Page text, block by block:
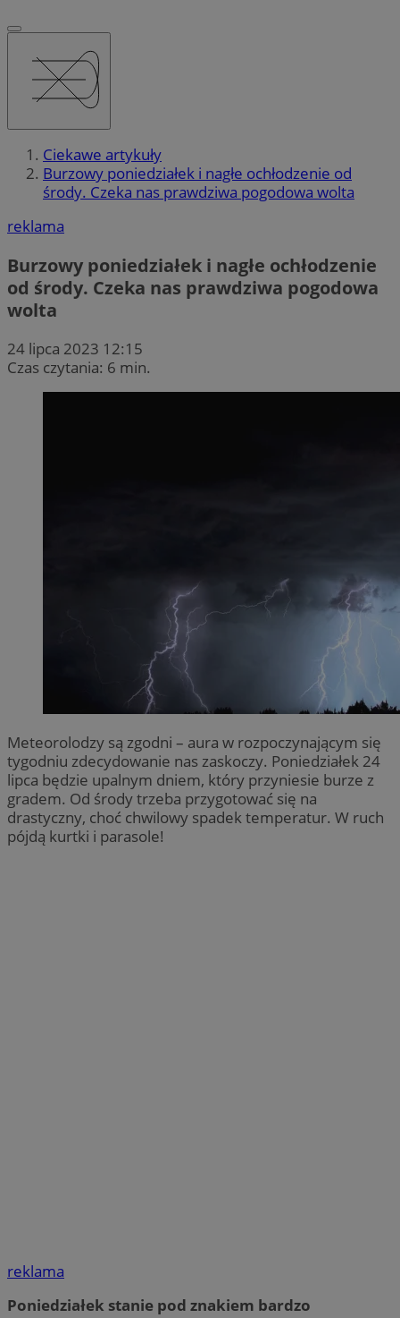
Ciekawe artykuły
Burzowy poniedziałek i nagłe ochłodzenie od
środy. Czeka nas prawdziwa pogodowa wolta
reklama
Burzowy poniedziałek i nagłe ochłodzenie
od środy. Czeka nas prawdziwa pogodowa
wolta
24 lipca 2023 12:15
Czas czytania: 6 min.
Meteorolodzy są zgodni – aura w rozpoczynającym się
tygodniu zdecydowanie nas zaskoczy. Poniedziałek 24
lipca będzie upalnym dniem, który przyniesie burze z
gradem. Od środy trzeba przygotować się na
drastyczny, choć chwilowy spadek temperatur. W ruch
pójdą kurtki i parasole!
reklama
Poniedziałek stanie pod znakiem bardzo